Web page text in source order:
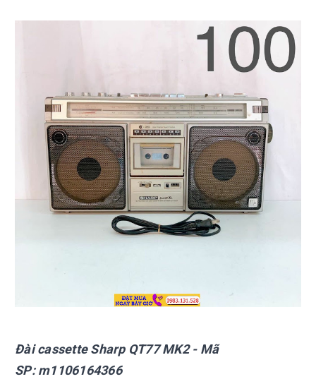
Đài cassette Sharp QT77 MK2- Mã
SP:m1106164366